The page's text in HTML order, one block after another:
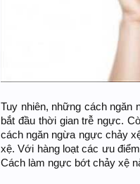
Tuy nhiên, những cách
bắt đầu thời gian trễ ngực.
cách ngăn ngừa ngực chảy
xệ. Với hàng loạt các ưu
Cách làm ngực bớt chảy xệ